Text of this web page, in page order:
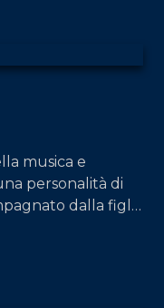
musica e
personalità di
dalla figlia